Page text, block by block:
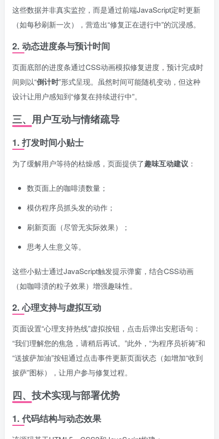
这些数据并非真实监控，而是通过前端JavaScript定时更新
（如每秒刷新一次），营造出“修复正在进行中”的沉浸感。
2. 动态进度条与预计时间
页面底部的进度条通过CSS动画模拟修复进度，预计完成时
间则以“倒计时”形式呈现。虽然时间可能随机变动，但这种
设计让用户感知到“修复在持续进行中”。
三、用户互动与情绪疏导
1.打发时间小贴士
为了缓解用户等待的枯燥感，页面提供了趣味互动建议 ：
数页面上的咖啡渍数量；
模仿程序员抓头发的动作；
刷新页面（尽管无实际效果）；
思考人生意义等。
这些小贴士通过JavaScript触发提示弹窗，结合CSS动画
（如咖啡渍的粒子效果）增强趣味性。
2.心理支持与虚拟互动
页面设置“心理支持热线”虚拟按钮，点击后弹出安慰语句：
“我们理解您的焦急，请稍后再试。”此外，“为程序员祈祷”和
“送披萨加油”按钮通过点击事件更新页面状态（如增加“收到
披萨”图标），让用户参与修复过程。
四、技术实现与部署优势
1. 代码结构与动态效果